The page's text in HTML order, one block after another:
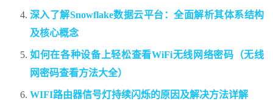
深入了解Snowflake数据云平台：全面解析其体系结构
及核心概念
如何在各种设备上轻松查看WiFi无线网络密码（无线
网密码查看方法大全）
WIFI路由器信号灯持续闪烁的原因及解决方法详解